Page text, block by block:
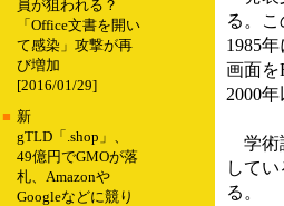
員が狙われる？
「Office文書を開い
て感染」攻撃が再
び増加
[2016/01/29]
■ 新
gTLD「.shop」、
49億円でGMOが落
札、Amazonや
Googleなどに競り
る。
1985
画面を
2000
学術
して
る。